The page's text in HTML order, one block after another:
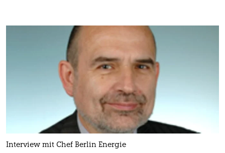
Interview mit Chef Berlin Energie